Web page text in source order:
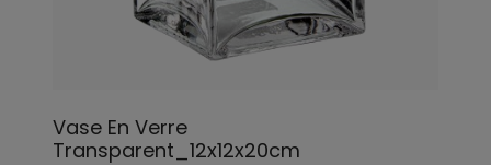
Vase En Verre
Transparent_12x12x20cm